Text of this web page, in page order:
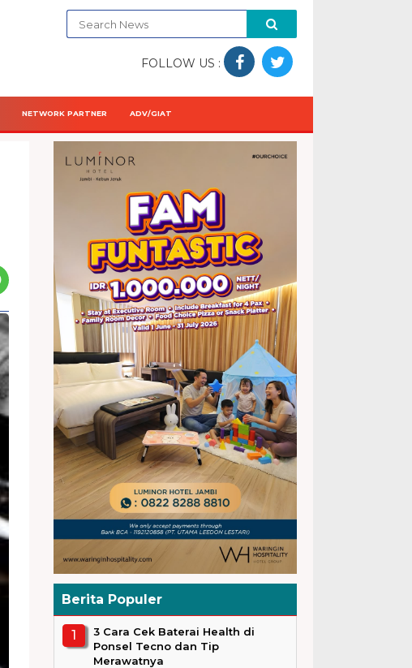
FOLLOW US :
NETWORK PARTNER ADV/GIAT
Berita Populer
3 Cara Cek Baterai Health di
Ponsel Tecno dan Tip
Merawatnya